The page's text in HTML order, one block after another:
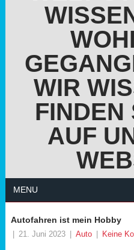
WIR
FINDEN
AUF
MENU
Autofahren ist mein Hobby
21. Juni 2023 Auto Keine